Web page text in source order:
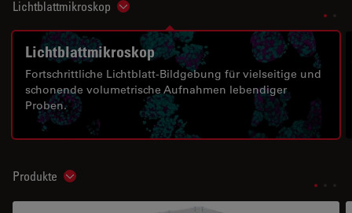
Lichtblattmikroskop Show subnavigation
Lichtblattmikroskop
Fortschrittliche Lichtblatt-Bildgebung für vielseitige und
schonende volumetrische Aufnahmen lebendiger
Proben.
Produkte Show subnavigation